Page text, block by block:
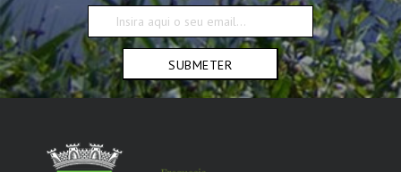
SUBMETER